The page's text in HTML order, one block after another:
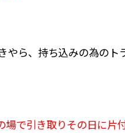
ら、持ち込みの為のト
場で引き取りその日に片